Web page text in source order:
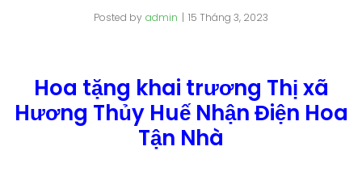
Posted by admin 15 Tháng 3, 2023
Hoa tặng khai trương Thị xã
Hương Thủy Huế Nhận Điện Hoa
Tận Nhà